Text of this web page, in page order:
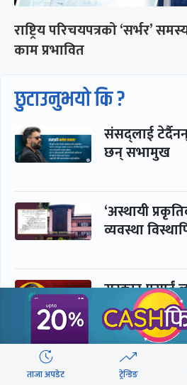
राष्ट्रिय परिचयपत्रको ‘सर्भर’
काम प्रभावित
छुटाउनुभयो कि ?
संसद्लाई टेर्दैनन्
छन् सभामुख
‘अस्थायी
व्यवस्था
सरकार-प्रसाईं
पक्राउ, तुरुन्तै
‘कामचलाउ’
ताजा अपडेट ट्रेन्डिङ